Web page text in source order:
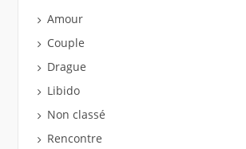
Amour
Couple
Drague
Libido
Non classé
Rencontre